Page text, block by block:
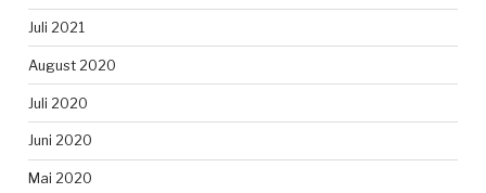
Juli 2021
August 2020
Juli 2020
Juni 2020
Mai 2020